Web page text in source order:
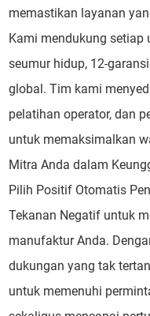
memastikan layanan
Kami mendukung setiap
seumur hidup, 12-
global. Tim kami
pelatihan operator, dan
untuk memaksimalkan
Mitra Anda dalam
Pilih Positif Otomatis
Tekanan Negatif untuk
manufaktur Anda.
dukungan yang tak
untuk memenuhi